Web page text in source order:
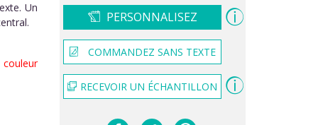
Un
PERSONNALISEZ
COMMANDEZ SANS TEXTE
RECEVOIR UN ÉCHANTILLON